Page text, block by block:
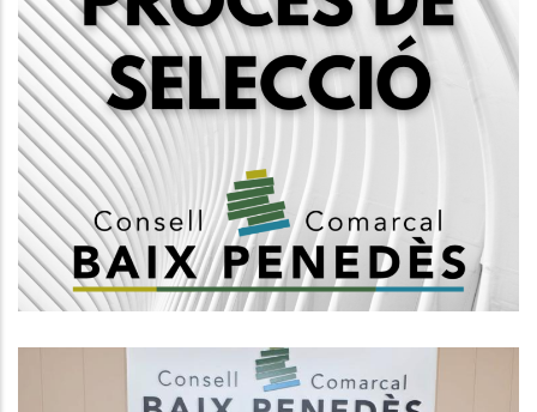
Convocatòria Mitjançant Concurs
Oposició Per La Creació D'una
Borsa De Treball De Tècnics/ques
D'ocupació, Tècnic Mig Grup A2
Ocupació